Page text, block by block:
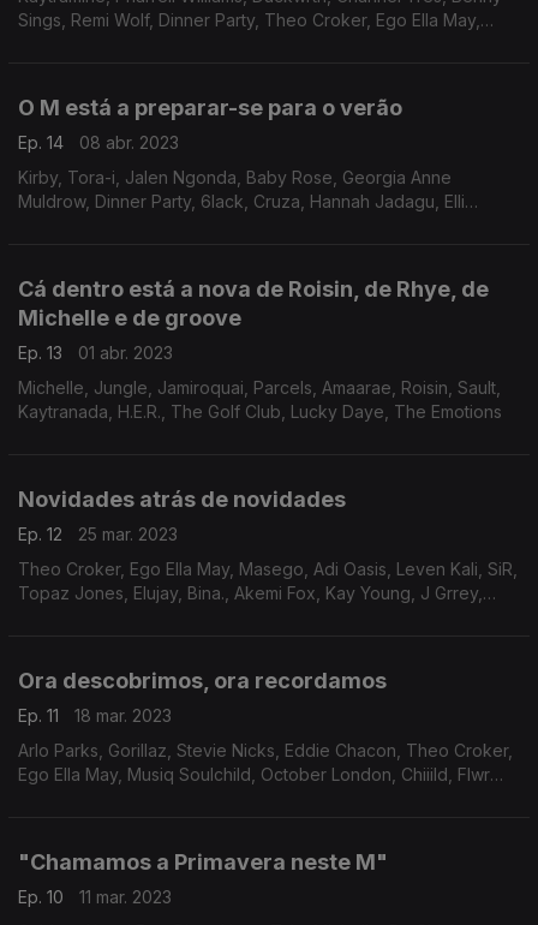
Sings, Remi Wolf, Dinner Party, Theo Croker, Ego Ella May,
O M está a preparar-se para o verão
Ep. 14
08 abr. 2023
Kirby, Tora-i, Jalen Ngonda, Baby Rose, Georgia Anne
Muldrow, Dinner Party, 6lack, Cruza, Hannah Jadagu, Elli
Cá dentro está a nova de Roisin, de Rhye, de
Michelle e de groove
Ep. 13
01 abr. 2023
Michelle, Jungle, Jamiroquai, Parcels, Amaarae, Roisin, Sault,
Kaytranada, H.E.R., The Golf Club, Lucky Daye, The Emotions
Novidades atrás de novidades
Ep. 12
25 mar. 2023
Theo Croker, Ego Ella May, Masego, Adi Oasis, Leven Kali, SiR,
Topaz Jones, Elujay, Bina., Akemi Fox, Kay Young, J Grrey,
Ora descobrimos, ora recordamos
Ep. 11
18 mar. 2023
Arlo Parks, Gorillaz, Stevie Nicks, Eddie Chacon, Theo Croker,
Ego Ella May, Musiq Soulchild, October London, Chiiild, Flwr
"Chamamos a Primavera neste M"
Ep. 10
11 mar. 2023